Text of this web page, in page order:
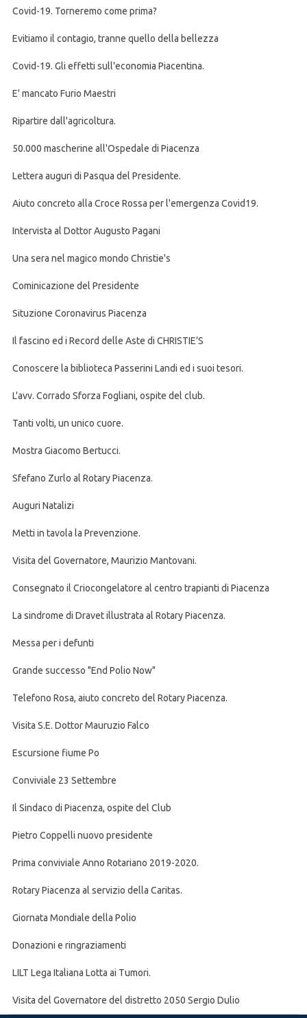
Covid-19. Torneremo come prima?
Evitiamo il contagio, tranne quello della bellezza
Covid-19. Gli effetti sull'economia Piacentina.
E' mancato Furio Maestri
Ripartire dall'agricoltura.
50.000 mascherine all'Ospedale di Piacenza
Lettera auguri di Pasqua del Presidente.
Aiuto concreto alla Croce Rossa per l'emergenza Covid19.
Intervista al Dottor Augusto Pagani
Una sera nel magico mondo Christie's
Cominicazione del Presidente
Situzione Coronavirus Piacenza
Il fascino ed i Record delle Aste di CHRISTIE’S
Conoscere la biblioteca Passerini Landi ed i suoi tesori.
L'avv. Corrado Sforza Fogliani, ospite del club.
Tanti volti, un unico cuore.
Mostra Giacomo Bertucci.
Sfefano Zurlo al Rotary Piacenza.
Auguri Natalizi
Metti in tavola la Prevenzione.
Visita del Governatore, Maurizio Mantovani.
Consegnato il Criocongelatore al centro trapianti di Piacenza
La sindrome di Dravet illustrata al Rotary Piacenza.
Messa per i defunti
Grande successo "End Polio Now"
Telefono Rosa, aiuto concreto del Rotary Piacenza.
Visita S.E. Dottor Mauruzio Falco
Escursione fiume Po
Conviviale 23 Settembre
Il Sindaco di Piacenza, ospite del Club
Pietro Coppelli nuovo presidente
Prima conviviale Anno Rotariano 2019-2020.
Rotary Piacenza al servizio della Caritas.
Giornata Mondiale della Polio
Donazioni e ringraziamenti
LILT Lega Italiana Lotta ai Tumori.
Visita del Governatore del distretto 2050 Sergio Dulio